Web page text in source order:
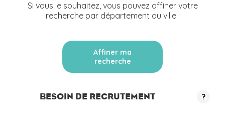
Si vous le souhaitez, vous pouvez affiner votre
recherche par département ou ville :
Affiner ma
recherche
BESOIN DE RECRUTEMENT ?